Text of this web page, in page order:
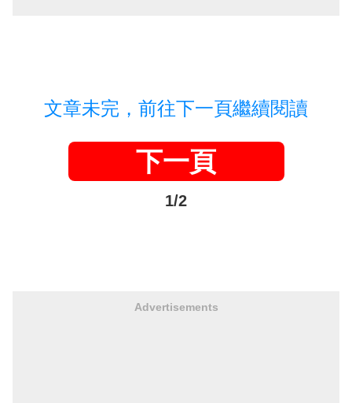
文章未完，前往下一頁繼續閱讀
下一頁
1/2
Advertisements